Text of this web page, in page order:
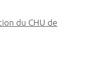
du CHU de